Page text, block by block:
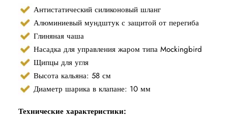
Антистатический силиконовый шланг
Алюминиевый мундштук с защитой от перегиба
Глиняная чаша
Насадка для управления жаром типа Mockingbird
Щипцы для угля
Высота кальяна: 58 см
Диаметр шарика в клапане: 10 мм
Технические характеристики: